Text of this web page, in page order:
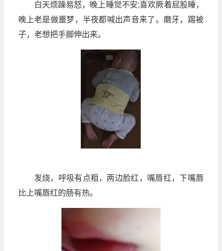
白天烦躁易怒，晚上睡觉不安;喜欢厥着屁股睡，
晚上老是做噩梦，半夜都喊出声音来了。磨牙，踢被
子，老想把手脚伸出来。
发烧，呼吸有点粗，两边脸红，嘴唇红，下嘴唇
比上嘴唇红的肠有热。